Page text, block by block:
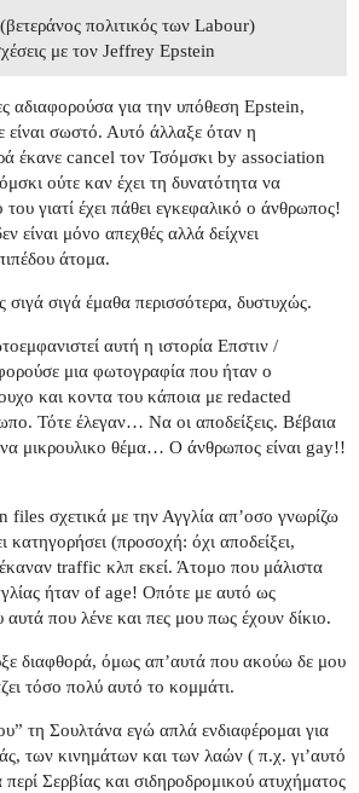
πολιτικός των Labour)
με τον Jeffrey Epstein
αδιαφορούσα για την υπόθεση Epstein,
είναι σωστό. Αυτό άλλαξε όταν η
έκανε cancel τον Τσόμσκι by association
ούτε καν έχει τη δυνατότητα να
του γιατί έχει πάθει εγκεφαλικό ο άνθρωπος!
είναι μόνο απεχθές αλλά δείχνει
άτομα.
σιγά σιγά έμαθα περισσότερα, δυστυχώς.
αυτή η ιστορία Επστιν /
μια φωτογραφία που ήταν ο
και κοντα του κάποια με redacted
Τότε έλεγαν… Να οι αποδείξεις. Βέβαια
μικρουλικο θέμα… Ο άνθρωπος είναι gay!!
σχετικά με την Αγγλία απ’οσο γνωρίζω
κατηγορήσει (προσοχή: όχι αποδείξει,
traffic κλπ εκεί. Άτομο που μάλιστα
ήταν of age! Οπότε με αυτό ως
που λένε και πες μου πως έχουν δίκιο.
διαφθορά, όμως απ’αυτά που ακούω δε μου
τόσο πολύ αυτό το κομμάτι.
τη Σουλτάνα εγώ απλά ενδιαφέρομαι για
των κινημάτων και των λαών ( π.χ. γι’αυτό
Σερβίας και σιδηροδρομικού ατυχήματος